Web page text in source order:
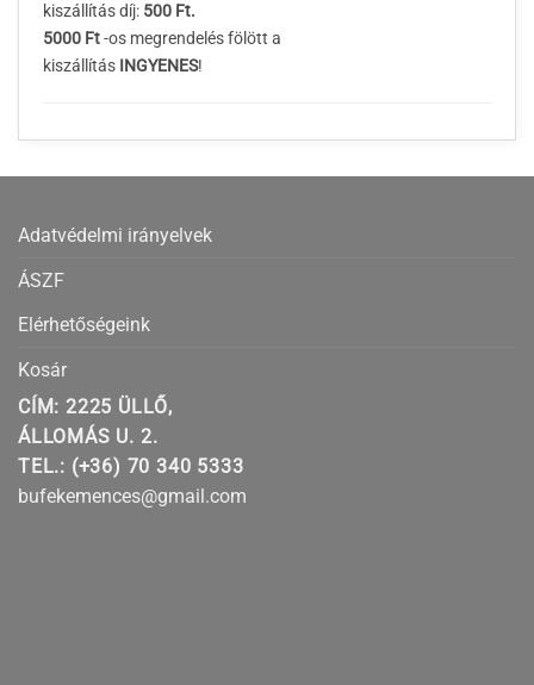
kiszállítás díj: 500 Ft.
5000 Ft-os megrendelés fölött a
kiszállítás INGYENES!
Adatvédelmi irányelvek
ÁSZF
Elérhetőségeink
Kosár
CÍM: 2225 ÜLLŐ,
ÁLLOMÁS U. 2.
TEL.: (+36) 70 340 5333
bufekemences@gmail.com